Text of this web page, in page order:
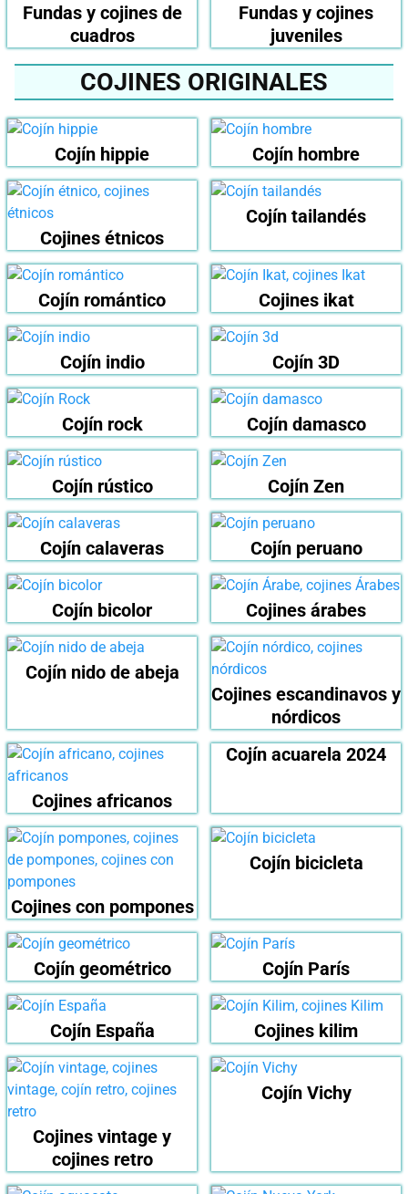
Fundas y cojines de
cuadros
Fundas y cojines
juveniles
COJINES ORIGINALES
Cojín hippie Cojín hombre
Cojines étnicos
Cojín tailandés
Cojín romántico Cojines ikat
Cojín indio Cojín 3D
Cojín rock Cojín damasco
Cojín rústico Cojín Zen
Cojín calaveras Cojín peruano
Cojín bicolor Cojines árabes
Cojín nido de abeja
Cojines escandinavos y
nórdicos
Cojines africanos
Cojín acuarela 2024
Cojines con pompones
Cojín bicicleta
Cojín geométrico Cojín París
Cojín España Cojines kilim
Cojines vintage y
cojines retro
Cojín Vichy